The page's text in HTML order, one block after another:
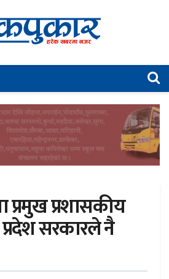
प्रमुख प्रशासकीय
सरकारले नै